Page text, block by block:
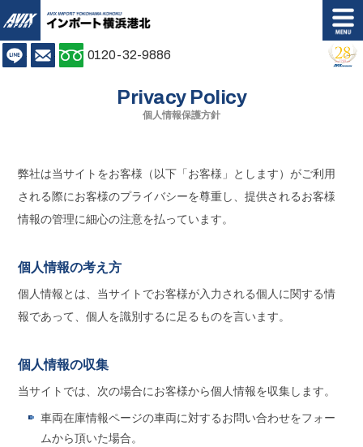
AVIX IMPORT
LINE お問い合わせ
0120-32-9886
Back Order
バックオーダー
Purchase Plan
Insurance Repair
保証修理
Body Coating Trade In
Privacy Policy
個人情報保護方針
弊社は当サイトをお客様（以下「お客様」とします）がご利用
される際にお客様のプライバシーを尊重し、提供されるお客様
情報の管理に細心の注意を払っています。
個人情報の考え方
個人情報とは、当サイトでお客様が入力される個人に関する情
報であって、個人を識別するに足るものを言います。
個人情報の収集
当サイトでは、次の場合にお客様から個人情報を収集します。
車両在庫情報ページの車両に対するお問い合わせをフォー
ムから頂いた場合。